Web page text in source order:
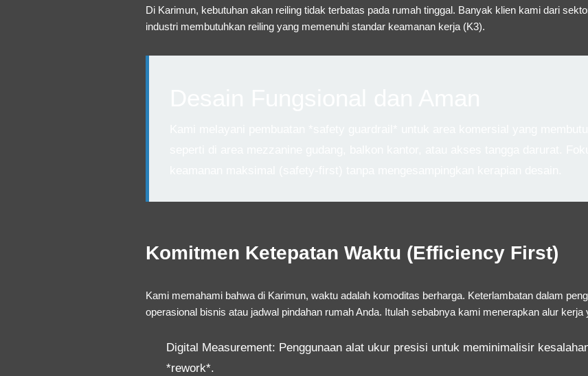
Di Karimun, kebutuhan akan reiling tidak terbatas pada rumah tinggal. Banyak klien kami dari
industri membutuhkan reiling yang memenuhi standar keamanan kerja (K3).
Komitmen Ketepatan Waktu (Efficiency First)
Kami memahami bahwa di Karimun, waktu adalah komoditas berharga. Keterlambatan dalam
operasional bisnis atau jadwal pindahan rumah Anda. Itulah sebabnya kami menerapkan alur kerja
Digital Measurement: Penggunaan alat ukur presisi untuk meminimalisir
*rework*.